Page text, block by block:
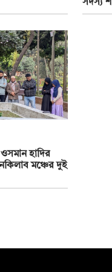
সদস্য
হাদির
মঞ্চের দুই